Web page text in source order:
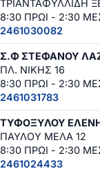
ΤΡΙΑΝΤΑΦΥΛΛΙΔΗ
8:30 ΠΡΩΙ - 2:30
2461030082
Σ.Φ ΣΤΕΦΑΝΟΥ
ΠΛ. ΝΙΚΗΣ 16
8:30 ΠΡΩΙ - 2:30
2461031783
ΤΥΦΟΞΥΛΟΥ
ΠΑΥΛΟΥ ΜΕΛΑ 12
8:30 ΠΡΩΙ - 2:30
2461024433